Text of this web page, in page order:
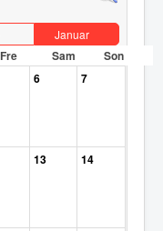
Januar
Fre Sam
Son
6 7
13 14